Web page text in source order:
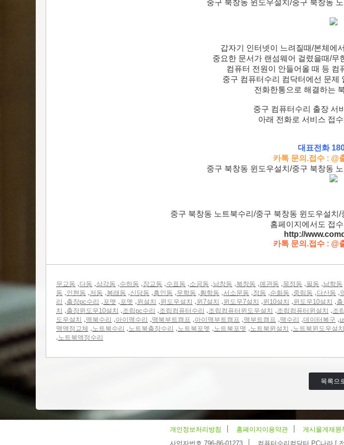
중구 북창동 윈도우설치/중구 북창동
갑자기 인터넷이 느려질때/본체에
중요한 문서가 랜섬웨어 걸렸을때/무
컴퓨터 전원이 안들어올 때 등 컴
중구 컴퓨터수리 컴닥터에선 문제
전화한통으로 해결하는
중구 컴퓨터수리 출장 서
아래 전화로 서비스 접
대표전화
카톡 문의.접수 : @
중구 북창동 윈도우설치/중구 북창동
중구 북창동 노트북수리/중구 북창동 윈도우설치
홈페이지에서도 접
http://
카톡 문의.접수 : @
무교동 ,다동 ,삼각동 ,수하동 ,장교동 ,수표동 ,소공동 ,남창동 ,북창동 ,예관동 ,묵정동 ,필동 ,남학동
동 ,인현동 ,저동 ,봉래동 ,신당동 ,흥인동 ,무학동 ,황학동 ,서소문동 ,정동 ,순화동 ,중림동 ,다산동 ,
리 ,출장pc수리 ,포맷 ,포멧 ,윈설치 ,윈도우설치 ,윈7설치 ,윈도우7설치 ,윈10설치 ,윈도우10설치 ,
치 ,출장윈도우10설치 ,조립pc수리 ,조립컴퓨터수리 ,조립컴퓨터윈도우설치 ,조립컴퓨터윈설치 ,조
도우설치 ,맥북수리 ,아이맥수리 ,맥북부트캠프 ,아이맥부트캠프 ,맥부트캠프 ,맥수리 ,데이터복구 ,
맥액정교체 ,노트북수리 ,노트북출장수리 ,노트북포멧 ,노트북포맷 ,노트북윈설치 ,노트북윈도우설치
,노트북액정수리
목록으
개인정보처리방침 홈페이지이용약관 게시물게재원
사업자번호 796-86-01273
컴퓨터수리컴닥터 PC나라 [